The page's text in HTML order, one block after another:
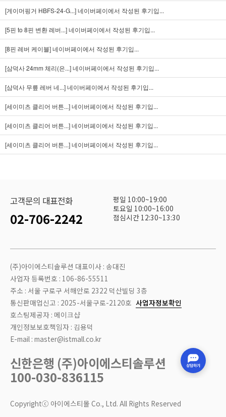
[게이머핑거 HBFS-24-G...]네이버페이에서 작성된 후기입...
[5핀 to 8핀 변환 레버...]네이버페이에서 작성된 후기입...
[8핀 레버 케이블]네이버페이에서 작성된 후기입...
[삼덕사 24mm 체리(은...]네이버페이에서 작성된 후기입...
[삼덕사 무릎 레버 네...]네이버페이에서 작성된 후기입...
[세이미츠 클리어 버튼...]네이버페이에서 작성된 후기입...
[세이미츠 클리어 버튼...]네이버페이에서 작성된 후기입...
[세이미츠 클리어 버튼...]네이버페이에서 작성된 후기입...
고객문의 대표전화
02-706-2242
평일 10:00~19:00
토요일 10:00~16:00
점심시간 12:30~13:30
(주)아이에스티솔루션 대표이사 : 송대진
사업자 등록번호 : 106-86-55511
주소 : 서울 구로구 서해안로 2322 덕산빌딩 3층
통신판매업신고 : 2025-서울구로-2120호 사업자정보확인
호스팅제공자 : 메이크샵
개인정보보호책임자 : 김용덕
E-mail : master@istmall.co.kr
신한은행 (주)아이에스티솔루션
100-030-836115
Copyrightⓒ 아이에스티몰 Co., Ltd. All Rights Reserved